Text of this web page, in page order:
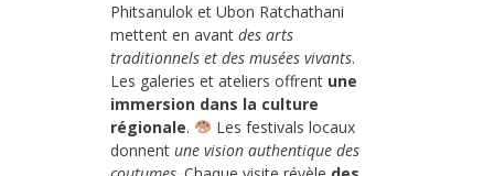
Phitsanulok et Ubon Ratchathani
mettent en avant des arts
traditionnels et des musées vivants.
Les galeries et ateliers offrent une
immersion dans la culture
régionale.
Les festivals locaux
donnent une vision authentique des